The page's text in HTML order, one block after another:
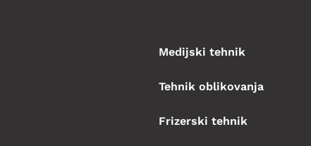
Medijski tehnik
Tehnik oblikovanja
Frizerski tehnik